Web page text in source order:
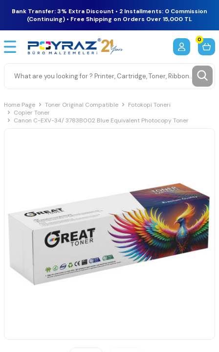
Bank Transfer: 3% Extra Discount • 2 Installments: 0 Commission
(Continuing) • Free Shipping on Orders Over 15,000 TL
0
Home Page Toner Original Compatible
Fotokopi Toneri
Copier Toner
Canon C-EXV-34/ 3783B002 Blue Equivalent Photocopy Toner